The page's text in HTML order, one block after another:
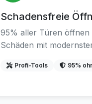
Schadensfreie
95% aller Türen öffnen
Schäden mit
Profi-Tools 95%